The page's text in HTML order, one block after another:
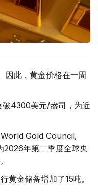
因此，黄金价格在一周
4300美元/盎司，为近
World Gold Council,
2026年第二季度全球央
黄金储备增加了15吨。